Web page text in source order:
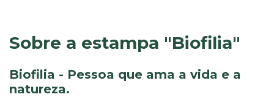
Sobre a estampa "Biofilia"
Biofilia - Pessoa que ama a vida e a
natureza.